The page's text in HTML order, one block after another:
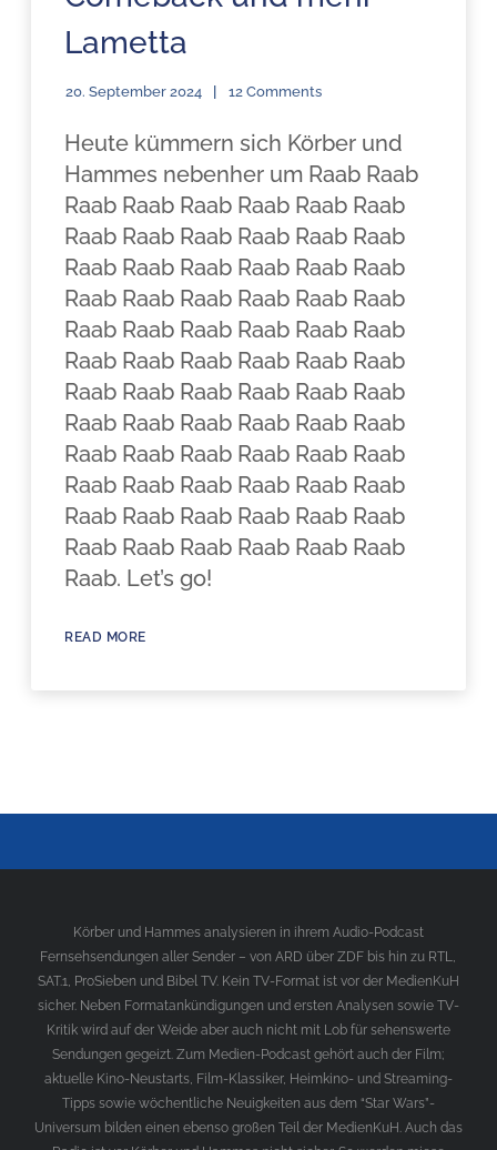
Lametta
20. September 2024 12 Comments
Heute kümmern sich Körber und
Hammes nebenher um Raab Raab
Raab Raab Raab Raab Raab Raab
Raab Raab Raab Raab Raab Raab
Raab Raab Raab Raab Raab Raab
Raab Raab Raab Raab Raab Raab
Raab Raab Raab Raab Raab Raab
Raab Raab Raab Raab Raab Raab
Raab Raab Raab Raab Raab Raab
Raab Raab Raab Raab Raab Raab
Raab Raab Raab Raab Raab Raab
Raab Raab Raab Raab Raab Raab
Raab Raab Raab Raab Raab Raab
Raab Raab Raab Raab Raab Raab
Raab. Let’s go!
READ MORE
Körber und Hammes analysieren in ihrem Audio-Podcast
Fernsehsendungen aller Sender – von ARD über ZDF bis hin zu RTL,
SAT.1, ProSieben und Bibel TV. Kein TV-Format ist vor der MedienKuH
sicher. Neben Formatankündigungen und ersten Analysen sowie TV-
Kritik wird auf der Weide aber auch nicht mit Lob für sehenswerte
Sendungen gegeizt. Zum Medien-Podcast gehört auch der Film;
aktuelle Kino-Neustarts, Film-Klassiker, Heimkino- und Streaming-
Tipps sowie wöchentliche Neuigkeiten aus dem “Star Wars”-
Universum bilden einen ebenso großen Teil der MedienKuH. Auch das